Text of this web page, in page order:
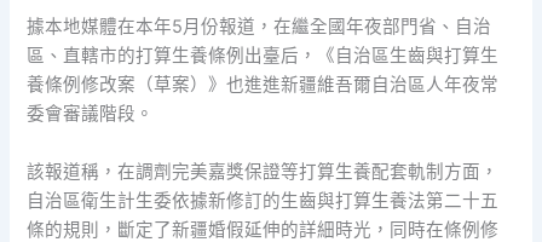
據本地媒體在本年5月份報道，在繼全國年夜部門省、自治
區、直轄市的打算生養條例出臺后，《自治區生齒與打算生
養條例修改案（草案）》也進進新疆維吾爾自治區人年夜常
委會審議階段。
該報道稱，在調劑完美嘉獎保證等打算生養配套軌制方面，
自治區衛生計生委依據新修訂的生齒與打算生養法第二十五
條的規則，斷定了新疆婚假延伸的詳細時光，同時在條例修